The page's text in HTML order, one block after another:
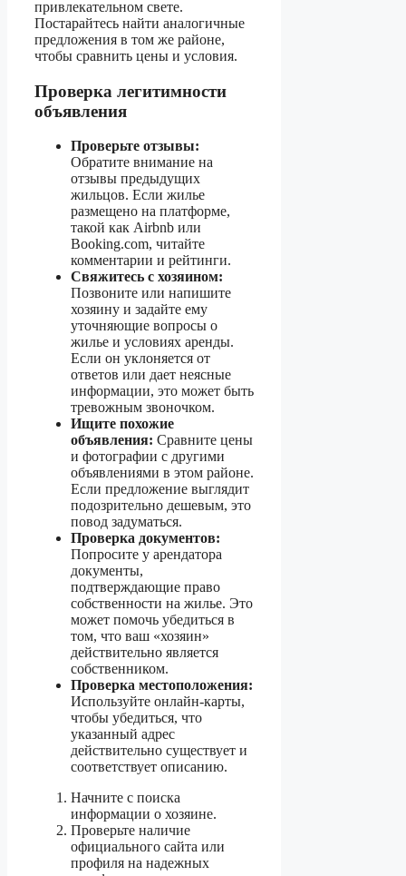
привлекательном свете.
Постарайтесь найти аналогичные
предложения в том же районе,
чтобы сравнить цены и условия.
Проверка легитимности
объявления
Проверьте отзывы:
Обратите внимание на
отзывы предыдущих
жильцов. Если жилье
размещено на платформе,
такой как Airbnb или
Booking.com, читайте
комментарии и рейтинги.
Свяжитесь с хозяином:
Позвоните или напишите
хозяину и задайте ему
уточняющие вопросы о
жилье и условиях аренды.
Если он уклоняется от
ответов или дает неясные
информации, это может быть
тревожным звоночком.
Ищите похожие
объявления: Сравните цены
и фотографии с другими
объявлениями в этом районе.
Если предложение выглядит
подозрительно дешевым, это
повод задуматься.
Проверка документов:
Попросите у арендатора
документы,
подтверждающие право
собственности на жилье. Это
может помочь убедиться в
том, что ваш «хозяин»
действительно является
собственником.
Проверка местоположения:
Используйте онлайн-карты,
чтобы убедиться, что
указанный адрес
действительно существует и
соответствует описанию.
Начните с поиска
информации о хозяине.
Проверьте наличие
официального сайта или
профиля на надежных